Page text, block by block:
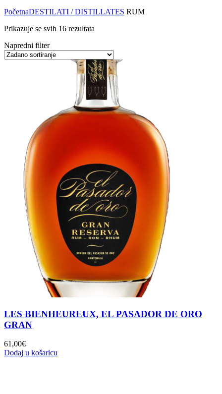
PočetnaDESTILATI / DISTILLATES RUM
Prikazuje se svih 16 rezultata
Napredni filter
LES BIENHEUREUX, EL PASADOR DE ORO
GRAN
61,00€
Dodaj u košaricu